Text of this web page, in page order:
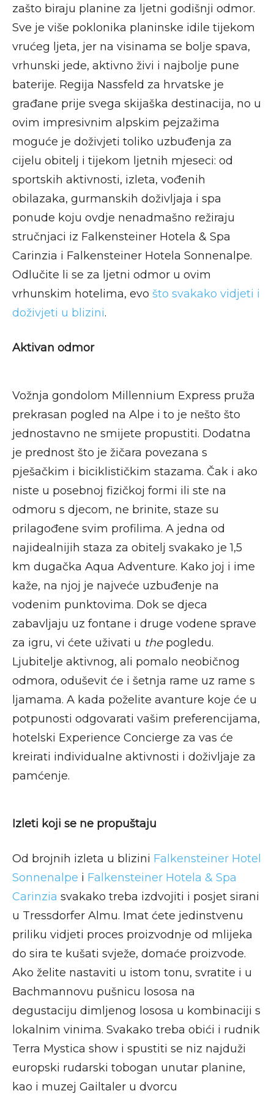
zašto biraju planine za ljetni godišnji odmor.
Sve je više poklonika planinske idile tijekom
vrućeg ljeta, jer na visinama se bolje spava,
vrhunski jede, aktivno živi i najbolje pune
baterije. Regija Nassfeld za hrvatske je
građane prije svega skijaška destinacija, no u
ovim impresivnim alpskim pejzažima
moguće je doživjeti toliko uzbuđenja za
cijelu obitelj i tijekom ljetnih mjeseci: od
sportskih aktivnosti, izleta, vođenih
obilazaka, gurmanskih doživljaja i spa
ponude koju ovdje nenadmašno režiraju
stručnjaci iz Falkensteiner Hotela & Spa
Carinzia i Falkensteiner Hotela Sonnenalpe.
Odlučite li se za ljetni odmor u ovim
vrhunskim hotelima, evo što svakako vidjeti i
doživjeti u blizini.
Aktivan odmor
Vožnja gondolom Millennium Express pruža
prekrasan pogled na Alpe i to je nešto što
jednostavno ne smijete propustiti. Dodatna
je prednost što je žičara povezana s
pješačkim i biciklističkim stazama. Čak i ako
niste u posebnoj fizičkoj formi ili ste na
odmoru s djecom, ne brinite, staze su
prilagođene svim profilima. A jedna od
najidealnijih staza za obitelj svakako je 1,5
km dugačka Aqua Adventure. Kako joj i ime
kaže, na njoj je najveće uzbuđenje na
vodenim punktovima. Dok se djeca
zabavljaju uz fontane i druge vodene sprave
za igru, vi ćete uživati u thepogledu.
Ljubitelje aktivnog, ali pomalo neobičnog
odmora, oduševit će i šetnja rame uz rame s
ljamama. A kada poželite avanture koje će u
potpunosti odgovarati vašim preferencijama,
hotelski Experience Concierge za vas će
kreirati individualne aktivnosti i doživljaje za
pamćenje.
Izleti koji se ne propuštaju
Od brojnih izleta u blizini Falkensteiner Hotel
Sonnenalpe i Falkensteiner Hotela & Spa
Carinzia svakako treba izdvojiti i posjet sirani
u Tressdorfer Almu. Imat ćete jedinstvenu
priliku vidjeti proces proizvodnje od mlijeka
do sira te kušati svježe, domaće proizvode.
Ako želite nastaviti u istom tonu, svratite i u
Bachmannovu pušnicu lososa na
degustaciju dimljenog lososa u kombinaciji s
lokalnim vinima​. Svakako treba obići i rudnik
Terra Mystica show i spustiti se niz najduži
europski rudarski tobogan unutar planine,
kao i muzej Gailtaler​ u dvorcu